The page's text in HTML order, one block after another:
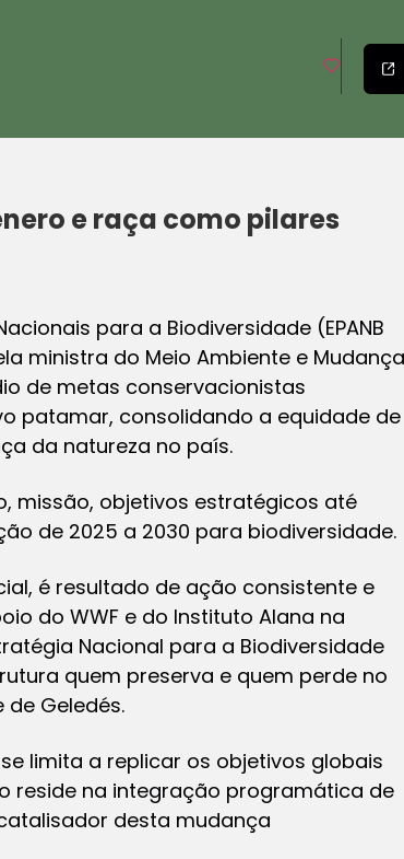
e raça como pilares
para a Biodiversidade (EPANB
ministra do Meio Ambiente e Mudança
de metas conservacionistas
patamar, consolidando a equidade de
da natureza no país.
missão, objetivos estratégicos até
de 2025 a 2030 para biodiversidade.
é resultado de ação consistente e
do WWF e do Instituto Alana na
Nacional para a Biodiversidade
quem preserva e quem perde no
de Geledés.
limita a replicar os objetivos globais
reside na integração programática de
desta mudança